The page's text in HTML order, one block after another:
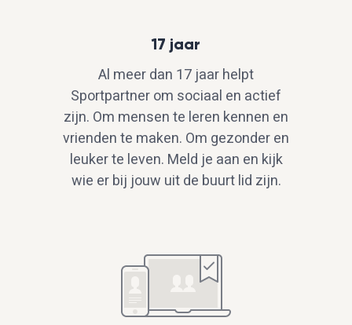
17 jaar
Al meer dan 17 jaar helpt
Sportpartner om sociaal en actief
zijn. Om mensen te leren kennen en
vrienden te maken. Om gezonder en
leuker te leven. Meld je aan en kijk
wie er bij jouw uit de buurt lid zijn.